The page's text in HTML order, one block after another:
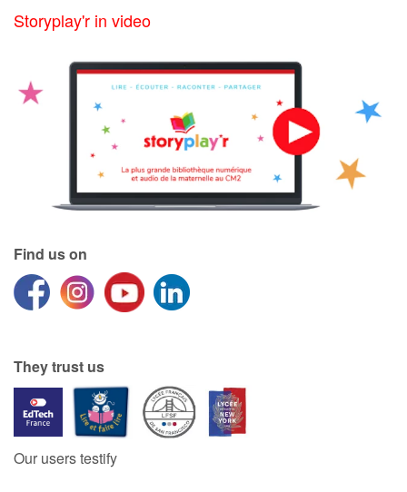
Storyplay'r in video
Find us on
They trust us
Our users testify